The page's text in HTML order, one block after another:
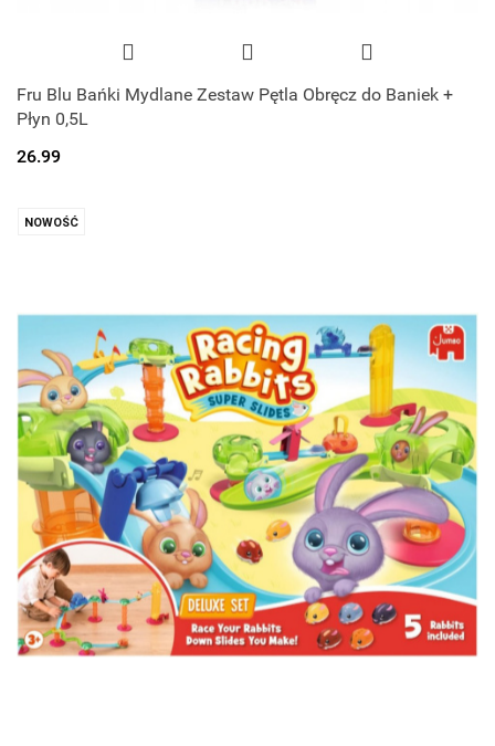
Fru Blu Bańki Mydlane Zestaw Pętla Obręcz do Baniek +
Płyn 0,5L
26.99
NOWOŚĆ